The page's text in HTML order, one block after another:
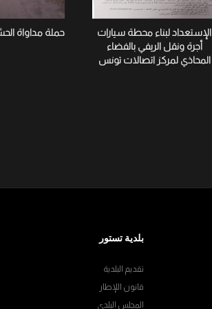
الإستعداد لبناء محطة سيارات
أجرة ونقل الريفي بالفضاء
المحاذي لمركز اتصالات تونس
حملة مداواة
بلدية تستور
تقديم البلدية
قانون اللإطار
المجلس البلدي